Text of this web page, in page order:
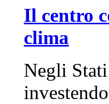
Il centro
clima
Negli